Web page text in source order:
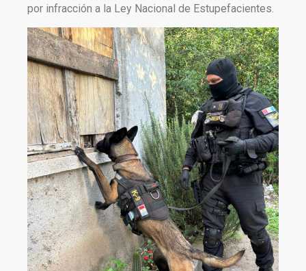
por infracción a la Ley Nacional de Estupefacientes.